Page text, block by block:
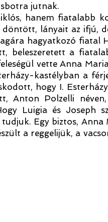
jutnak.
hanem fiatalabb
lányait az ifjú,
hagyatkozó
beleszeretett a
vette Anna
kastélyban a
hogy I.
Anton Polzelli
Luigia és Joseph
Egy biztos, Anna
a reggelijük, a